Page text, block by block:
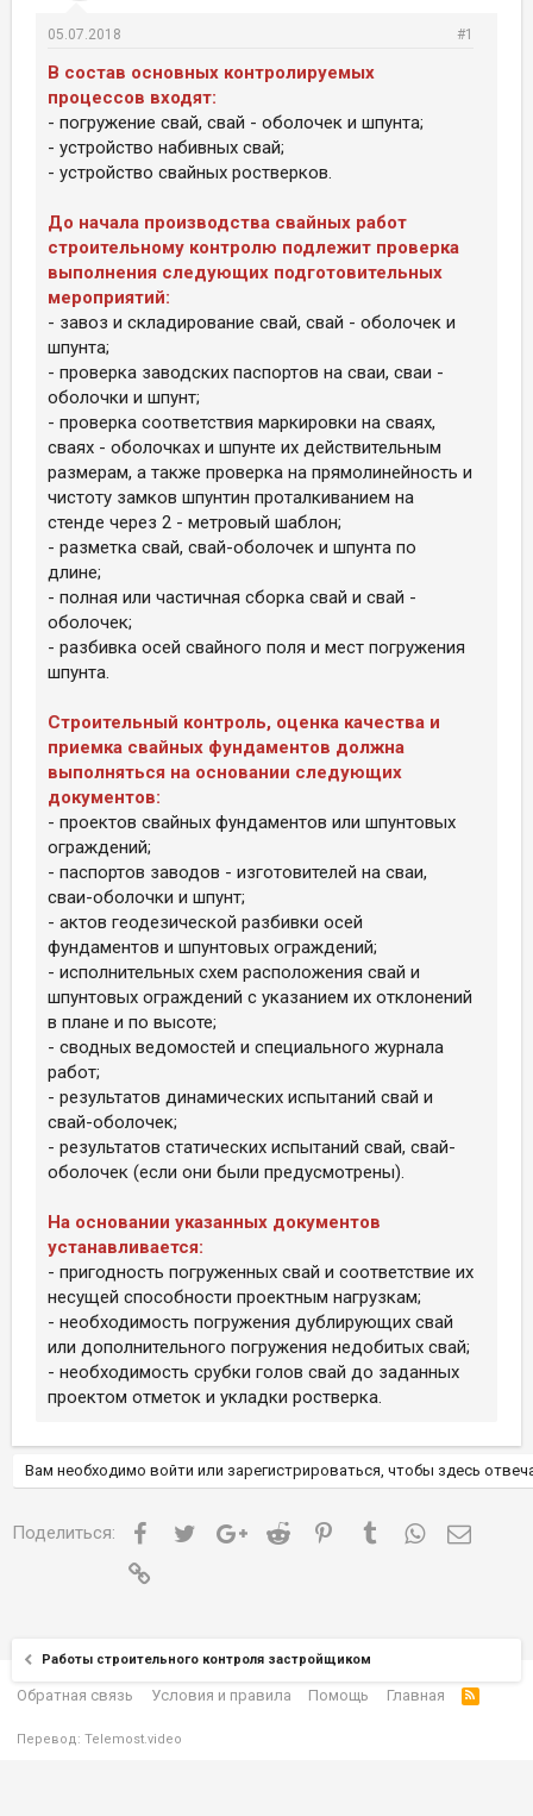
05.07.2018 #1
В состав основных контролируемых
процессов входят:
- погружение свай, свай - оболочек и шпунта;
- устройство набивных свай;
- устройство свайных ростверков.
До начала производства свайных работ
строительному контролю подлежит проверка
выполнения следующих подготовительных
мероприятий:
- завоз и складирование свай, свай - оболочек и
шпунта;
- проверка заводских паспортов на сваи, сваи -
оболочки и шпунт;
- проверка соответствия маркировки на сваях,
сваях - оболочках и шпунте их действительным
размерам, а также проверка на прямолинейность и
чистоту замков шпунтин проталкиванием на
стенде через 2 - метровый шаблон;
- разметка свай, свай-оболочек и шпунта по
длине;
- полная или частичная сборка свай и свай -
оболочек;
- разбивка осей свайного поля и мест погружения
шпунта.
Строительный контроль, оценка качества и
приемка свайных фундаментов должна
выполняться на основании следующих
документов:
- проектов свайных фундаментов или шпунтовых
ограждений;
- паспортов заводов - изготовителей на сваи,
сваи-оболочки и шпунт;
- актов геодезической разбивки осей
фундаментов и шпунтовых ограждений;
- исполнительных схем расположения свай и
шпунтовых ограждений с указанием их отклонений
в плане и по высоте;
- сводных ведомостей и специального журнала
работ;
- результатов динамических испытаний свай и
свай-оболочек;
- результатов статических испытаний свай, свай-
оболочек (если они были предусмотрены).
На основании указанных документов
устанавливается:
- пригодность погруженных свай и соответствие их
несущей способности проектным нагрузкам;
- необходимость погружения дублирующих свай
или дополнительного погружения недобитых свай;
- необходимость срубки голов свай до заданных
проектом отметок и укладки ростверка.
Вам необходимо войти или зарегистрироваться, чтобы здесь
Поделиться: FacebookTwitterGoogle+Reddit PinterestTumblrWhatsApp
Работы строительного контроля застройщиком
Обратная связь Условия и правила Помощь Главная
Перевод: Telemost.video